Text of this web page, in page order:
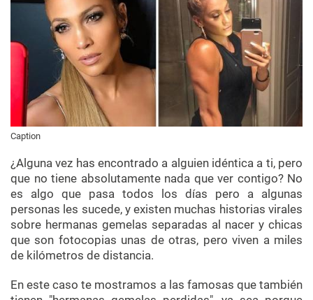
Caption
¿Alguna vez has encontrado a alguien idéntica a ti, pero
que no tiene absolutamente nada que ver contigo? No
es algo que pasa todos los días pero a algunas
personas les sucede, y existen muchas historias virales
sobre hermanas gemelas separadas al nacer y chicas
que son fotocopias unas de otras, pero viven a miles
de kilómetros de distancia.
En este caso te mostramos a las famosas que también